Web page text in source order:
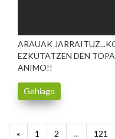
ARAUAK
EZKUTATZEN DEN
ANIMO!!
Gehiago
« 1 2 ... 121